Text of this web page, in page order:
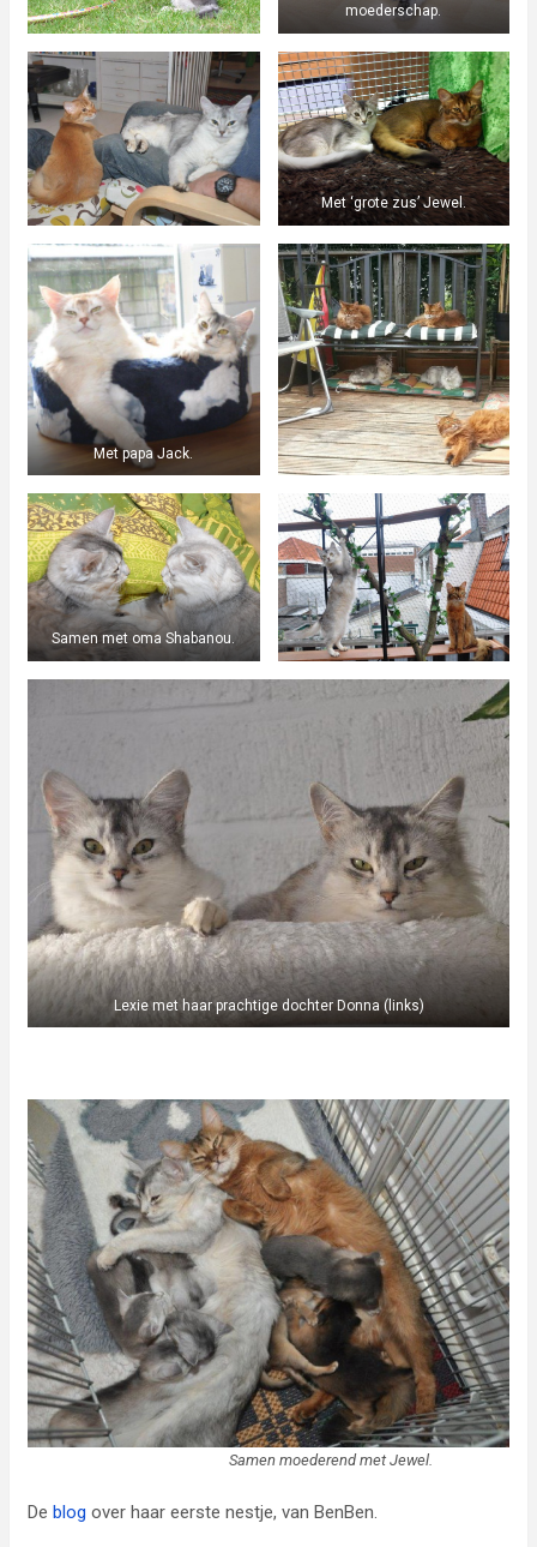
moederschap.
Met ‘grote zus’ Jewel.
Met papa Jack.
Samen met oma Shabanou.
Lexie met haar prachtige dochter Donna (links)
Samen moederend met Jewel.
De blog over haar eerste nestje, van BenBen.